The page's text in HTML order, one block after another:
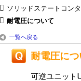
ソリッドステートコン
耐電圧について
一覧へ戻る
耐電圧につ
可逆ユニット